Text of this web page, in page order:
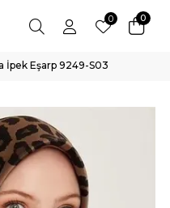
0
0
İpek Eşarp 9249-S03